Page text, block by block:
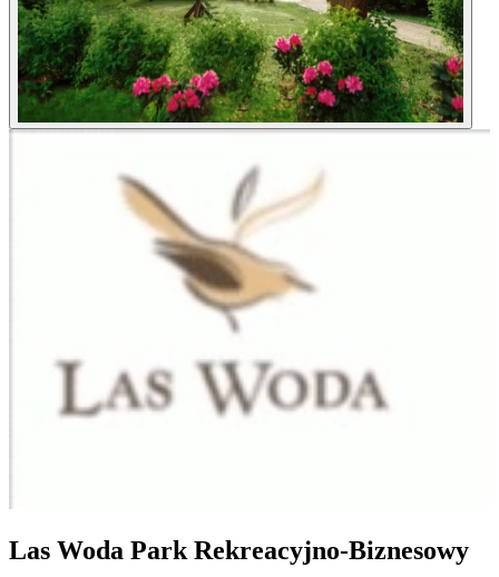
Las Woda Park Rekreacyjno-Biznesowy